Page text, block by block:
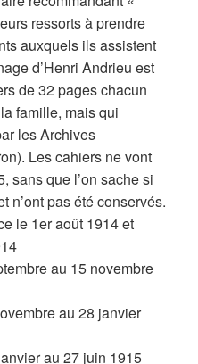
ressorts à prendre
auxquels ils assistent
d’Henri Andrieu est
de 32 pages chacun
famille, mais qui
les Archives
Les cahiers ne vont
sans que l’on sache si
n’ont pas été conservés.
le 1er août 1914 et
au 15 novembre
au 28 janvier
au 27 juin 1915